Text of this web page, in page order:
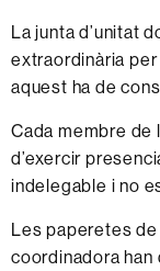
Lajunta d’unitat
extraordinària per
aquest ha de
Cada membre de
d’exercir
indelegable ino
Lespaperetes de
coordinadora han